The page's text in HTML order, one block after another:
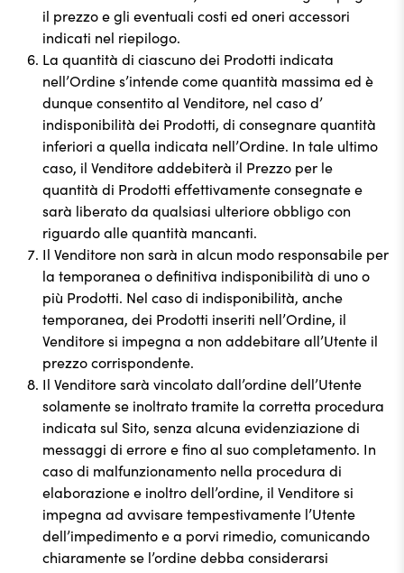
il prezzo e gli eventuali costi ed oneri accessori
indicati nel riepilogo.
La quantità di ciascuno dei Prodotti indicata
nell’Ordine s’intende come quantità massima ed è
dunque consentito al Venditore, nel caso d’
indisponibilità dei Prodotti, di consegnare quantità
inferiori a quella indicata nell’Ordine. In tale ultimo
caso, il Venditore addebiterà il Prezzo per le
quantità di Prodotti effettivamente consegnate e
sarà liberato da qualsiasi ulteriore obbligo con
riguardo alle quantità mancanti.
Il Venditore non sarà in alcun modo responsabile per
la temporanea o definitiva indisponibilità di uno o
più Prodotti. Nel caso di indisponibilità, anche
temporanea, dei Prodotti inseriti nell’Ordine, il
Venditore si impegna a non addebitare all’Utente il
prezzo corrispondente.
Il Venditore sarà vincolato dall’ordine dell’Utente
solamente se inoltrato tramite la corretta procedura
indicata sul Sito, senza alcuna evidenziazione di
messaggi di errore e fino al suo completamento. In
caso di malfunzionamento nella procedura di
elaborazione e inoltro dell’ordine, il Venditore si
impegna ad avvisare tempestivamente l’Utente
dell’impedimento e a porvi rimedio, comunicando
chiaramente se l’ordine debba considerarsi